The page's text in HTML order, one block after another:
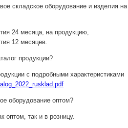
складское оборудование и изделия на
24 месяца, на продукцию,
12 месяцев.
продукции?
с подробными характеристиками
оборудование оптом?
оптом, так и в розницу.